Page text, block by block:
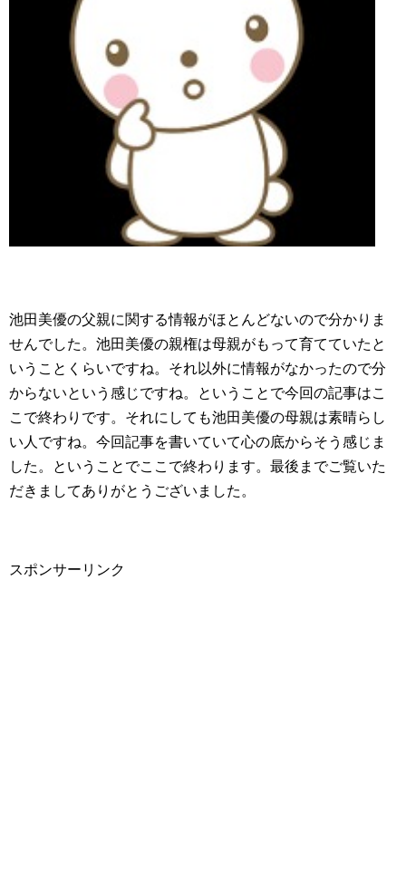
池田美優の父親に関する情報がほとんどないので分かりま
せんでした。池田美優の親権は母親がもって育てていたと
いうことくらいですね。それ以外に情報がなかったので分
からないという感じですね。ということで今回の記事はこ
こで終わりです。それにしても池田美優の母親は素晴らし
い人ですね。今回記事を書いていて心の底からそう感じま
した。ということでここで終わります。最後までご覧いた
だきましてありがとうございました。
スポンサーリンク